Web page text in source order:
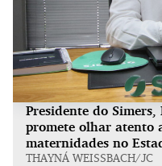
Presidente do
promete olhar atento
maternidades no
THAYNÁ WEISSBACH/JC